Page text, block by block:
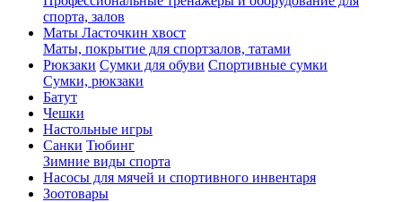
спорта, залов
Маты Ласточкин хвост
Маты, покрытие для спортзалов, татами
Рюкзаки Сумки для обуви Спортивные сумки
Сумки, рюкзаки
Батут
Чешки
Настольные игры
Санки Тюбинг
Зимние виды спорта
Насосы для мячей и спортивного инвентаря
Зоотовары